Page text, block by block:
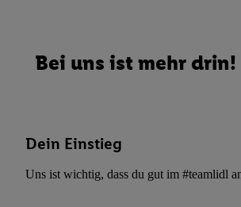
Bei uns ist mehr drin!
Dein Einstieg
Uns ist wichtig, dass du gut im #teamlidl